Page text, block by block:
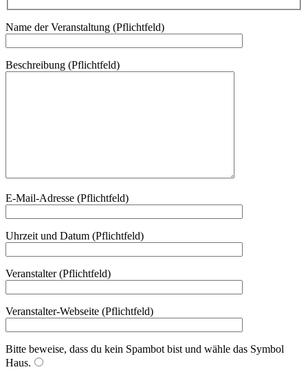
Name der Veranstaltung (Pflichtfeld)
Beschreibung (Pflichtfeld)
E-Mail-Adresse (Pflichtfeld)
Uhrzeit und Datum (Pflichtfeld)
Veranstalter (Pflichtfeld)
Veranstalter-Webseite (Pflichtfeld)
Bitte beweise, dass du kein Spambot bist und wähle das Symbol
Haus.